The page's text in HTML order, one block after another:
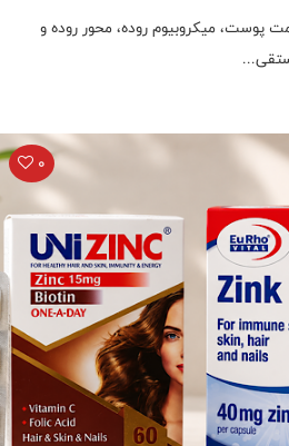
پوست، میکروبیوم روده، محور روده و
0